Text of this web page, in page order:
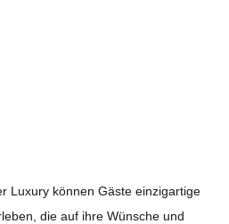
Luxury können Gäste einzigartige
die auf ihre Wünsche und